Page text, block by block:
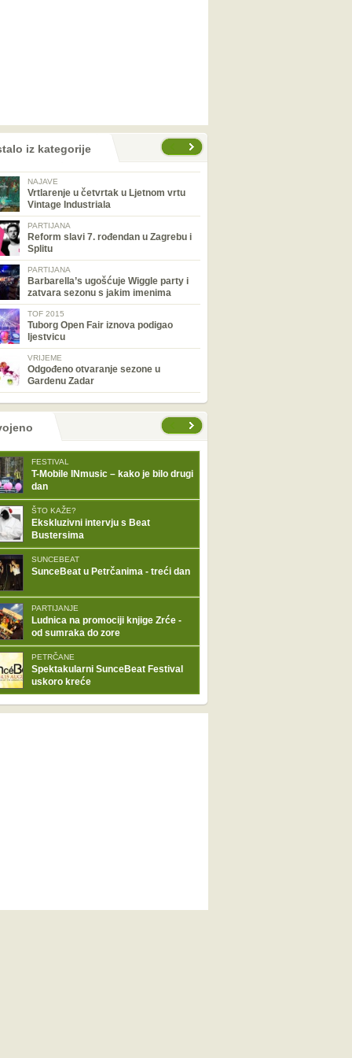
iz kategorije
NAJAVE
Vrtlarenje u četvrtak u Ljetnom vrtu
Vintage Industriala
PARTIJANA
Reform slavi 7. rođendan u Zagrebu i
Splitu
PARTIJANA
Barbarella’s ugošćuje Wiggle party i
zatvara sezonu s jakim imenima
TOF 2015
Tuborg Open Fair iznova podigao
ljestvicu
VRIJEME
Odgođeno otvaranje sezone u
Gardenu Zadar
FESTIVAL
T-Mobile INmusic – kako je bilo drugi
dan
ŠTO KAŽE?
Ekskluzivni intervju s Beat
Bustersima
SUNCEBEAT
SunceBeat u Petrčanima - treći dan
PARTIJANJE
Ludnica na promociji knjige Zrće -
od sumraka do zore
PETRČANE
Spektakularni SunceBeat Festival
uskoro kreće